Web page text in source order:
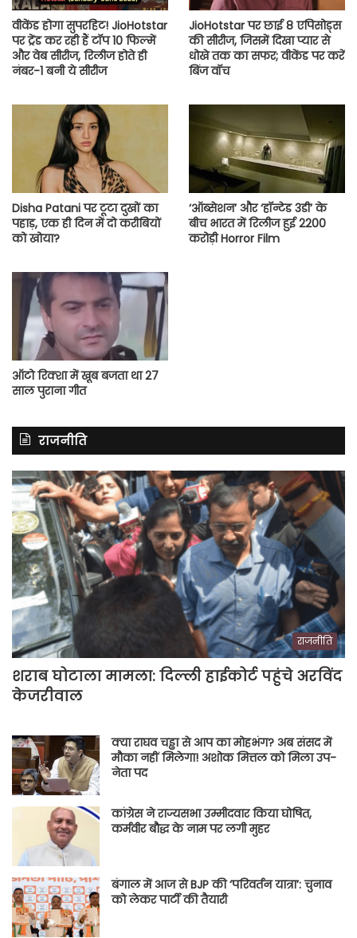
वीकेंड होगा सुपरहिट! JioHotstar
पर ट्रेंड कर रही हैं टॉप 10 फिल्में
और वेब सीरीज, रिलीज होते ही
नंबर-1 बनी ये सीरीज
JioHotstar पर छाई 8 एपिसोड्स
की सीरीज, जिसमें दिखा प्यार से
धोखे तक का सफर; वीकेंड पर करें
बिंज वॉच
Disha Patani पर टूटा दुखों का
पहाड़, एक ही दिन में दो करीबियों
को खोया?
‘ऑब्सेशन’ और ‘हॉन्टेड 3डी’ के
बीच भारत में रिलीज हुई 2200
करोड़ी Horror Film
ऑटो रिक्शा में खूब बजता था 27
साल पुराना गीत
राजनीति
राजनीति
शराब घोटाला मामला: दिल्ली हाईकोर्ट पहुंचे अरविंद
केजरीवाल
क्या राघव चड्ढा से आप का मोहभंग? अब संसद में
मौका नहीं मिलेगा! अशोक मित्तल को मिला उप-
नेता पद
कांग्रेस ने राज्यसभा उम्मीदवार किया घोषित,
कर्मवीर बौद्ध के नाम पर लगी मुहर
बंगाल में आज से BJP की ‘परिवर्तन यात्रा’: चुनाव
को लेकर पार्टी की तैयारी